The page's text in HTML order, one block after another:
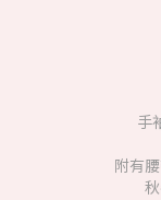
手
附有